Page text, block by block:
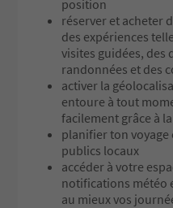
position
réserver et acheter
des expériences
visites guidées, des
randonnées et des
activer la
entoure à tout
facilement grâce à
planifier ton
publics locaux
accéder à votre
notifications météo
au mieux vos